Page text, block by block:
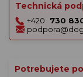
Technická
+420
730
Potrebujete